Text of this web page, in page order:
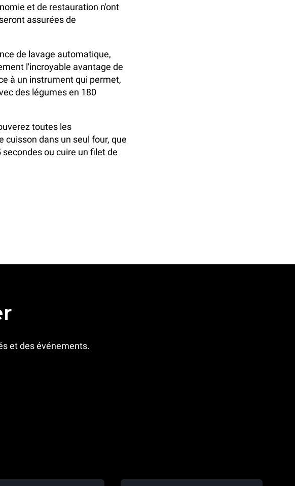
et de restauration n'ont
assurées de
de lavage automatique,
l'incroyable avantage de
à un instrument qui permet,
des légumes en 180
toutes les
dans un seul four, que
ou cuire un filet de
et des événements.